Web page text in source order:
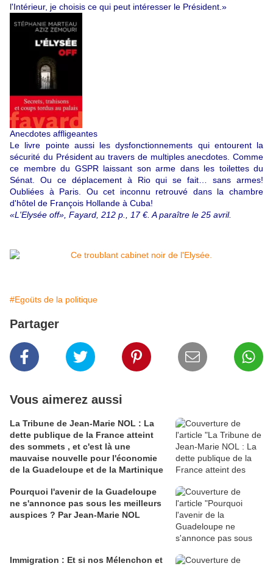
l'Intérieur, je choisis ce qui peut intéresser le Président.»
Anecdotes affligeantes
Le livre pointe aussi les dysfonctionnements qui entourent la
sécurité du Président au travers de multiples anecdotes. Comme
ce membre du GSPR laissant son arme dans les toilettes du
Sénat. Ou ce déplacement à Rio qui se fait… sans armes!
Oubliées à Paris. Ou cet inconnu retrouvé dans la chambre
d'hôtel de François Hollande à Cuba!
«L'Elysée off», Fayard, 212 p., 17 €. A paraître le 25 avril.
#Egoüts de la politique
Partager
Vous aimerez aussi
La Tribune de Jean-Marie NOL : La
dette publique de la France atteint
des sommets , et c'est là une
mauvaise nouvelle pour l'économie
de la Guadeloupe et de la Martinique
Pourquoi l'avenir de la Guadeloupe
ne s'annonce pas sous les meilleurs
auspices ? Par Jean-Marie NOL
Immigration : Et si nos Mélenchon et